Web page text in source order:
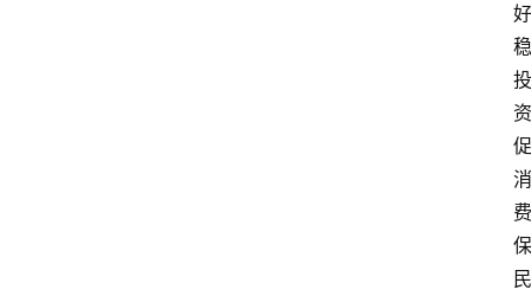
好
稳
投
资
促
消
费
保
民